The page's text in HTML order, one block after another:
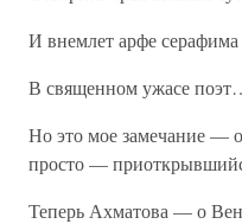
И внемлет арфе серафима
В священном ужасе
Но это мое замечание —
просто —
Теперь Ахматова — о